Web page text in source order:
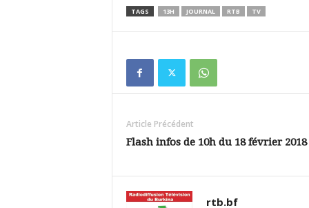
TAGS 13H JOURNAL RTB TV
Article Précédent
Flash infos de 10h du 18 février 2018
rtb.bf